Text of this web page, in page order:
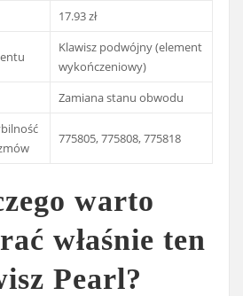
17.93 zł
Klawisz podwójny (element
wykończeniowy)
Zamiana stanu obwodu
775805, 775808, 775818
warto
właśnie ten
Pearl?